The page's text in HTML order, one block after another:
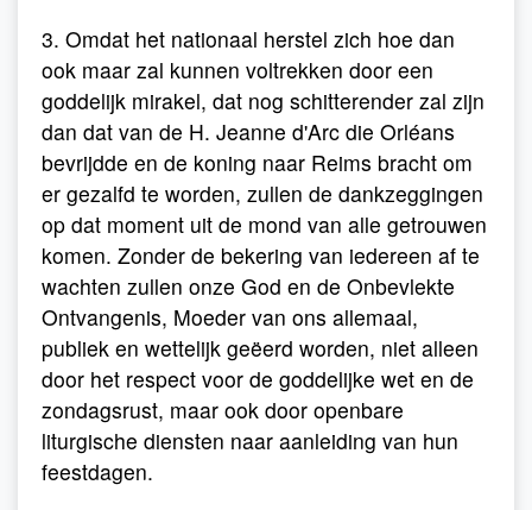
3. Omdat het nationaal herstel zich hoe dan
ook maar zal kunnen voltrekken door een
goddelijk mirakel, dat nog schitterender zal zijn
dan dat van de H. Jeanne d'Arc die Orléans
bevrijdde en de koning naar Reims bracht om
er gezalfd te worden, zullen de dankzeggingen
op dat moment uit de mond van alle getrouwen
komen. Zonder de bekering van iedereen af te
wachten zullen onze God en de Onbevlekte
Ontvangenis, Moeder van ons allemaal,
publiek en wettelijk geëerd worden, niet alleen
door het respect voor de goddelijke wet en de
zondagsrust, maar ook door openbare
liturgische diensten naar aanleiding van hun
feestdagen.